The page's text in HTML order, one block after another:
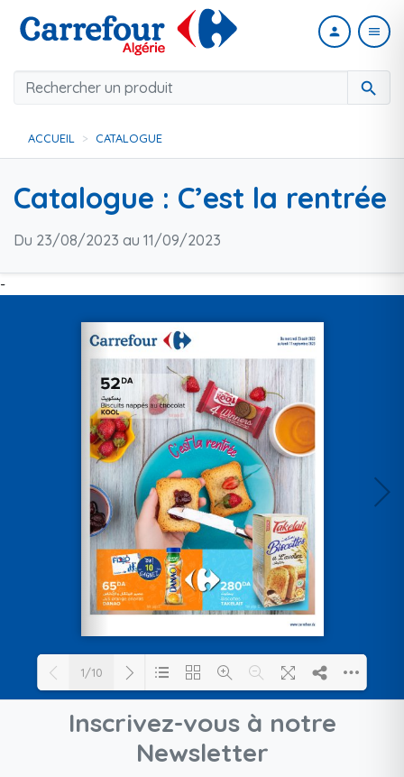
search
person menu
ACCUEIL CATALOGUE
Catalogue : C’est la rentrée
Du 23/08/2023 au 11/09/2023
-
Loading PDF 26% ...
1/10
Inscrivez-vous à notre
Newsletter